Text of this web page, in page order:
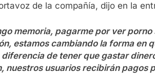
de la compañía, dijo en la
memoria, pagarme por ver
estamos cambiando la forma en
de tener que gastar
nuestros usuarios recibirán pagos